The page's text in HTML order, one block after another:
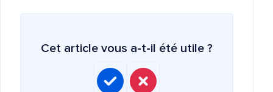
Cet article vous a-t-il été utile ?